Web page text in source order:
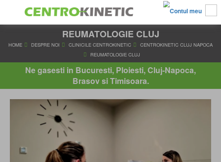
REUMATOLOGIE CLUJ
CLINICILE CENTROKINETIC
REUMATOLOGIE CLUJ
Ne gasesti in Bucuresti, Ploiesti, Cluj-Napoca,
Brasov si Timisoara.